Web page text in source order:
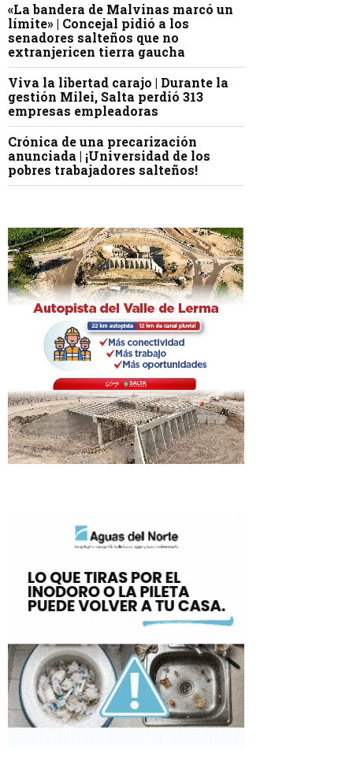
«La bandera de Malvinas marcó un
límite» | Concejal pidió a los
senadores salteños que no
extranjericen tierra gaucha
Viva la libertad carajo | Durante la
gestión Milei, Salta perdió 313
empresas empleadoras
Crónica de una precarización
anunciada | ¡Universidad de los
pobres trabajadores salteños!